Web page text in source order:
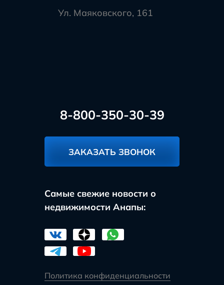
Ул. Маяковского, 161
8-800-350-30-39
ЗАКАЗАТЬ ЗВОНОК
Самые свежие новости о
недвижимости Анапы:
Политика конфиденциальности